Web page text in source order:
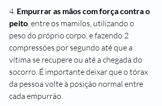
4. Empurrar as mãos com força contra o
peito, entre os mamilos, utilizando o
peso do próprio corpo, e fazendo 2
compressões por segundo até que a
vítima se recupere ou até a chegada do
socorro. É importante deixar que o tórax
da pessoa volte à posição normal entre
cada empurrão.